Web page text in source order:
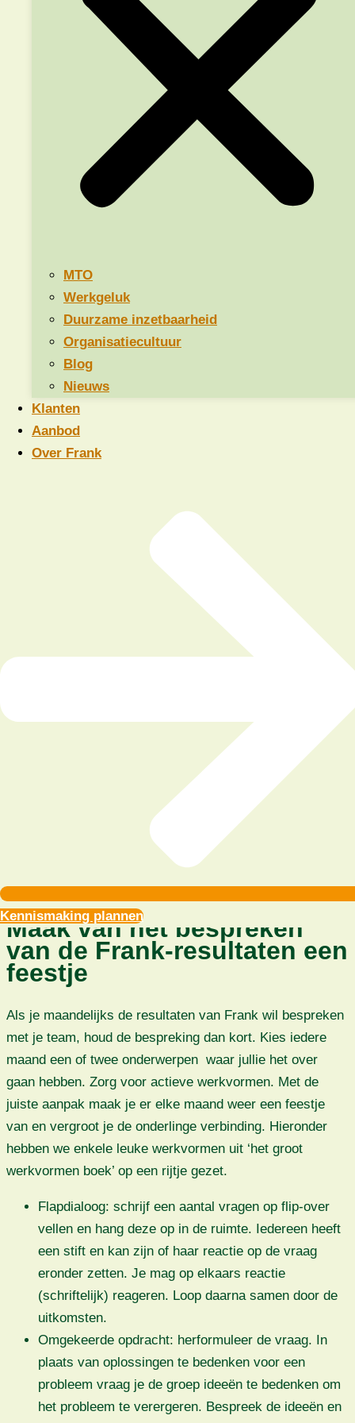
MTO
Werkgeluk
Duurzame inzetbaarheid
Organisatiecultuur
Blog
Nieuws
Klanten
Aanbod
Over Frank
Kennismaking plannen
Zorg altijd voor een veilige omgeving als je een lastig
onderwerp wil bespreken. De check-in
Danielle Braun
is daarvoor een handig instrument. Door in te checken bij
de start, steek je als het ware het kampvuur aan voor een
kampvuurgesprek waarbij je elkaar echt ziet en hoort.
Hier zijn de regels voor een succesvolle check-in:
Zorg vooraf voor een goede check-in vraag waarbij
het doel is om te landen en te focussen. Iedereen
landvraag. Met het tweede deel breng je de focus
aan. Bijvoorbeeld: ‘Wat gaf jou de meeste energie
de afgelopen week?’ als je het over werkgeluk wil
hebben.
Start altijd zelf. Jij zet de toon als rolmodel. Met
jouw antwoord laat je zien hoe uitvoerig je de vraag
beantwoordt. De anderen zullen dit nadoen.
Zeg hoelang het inchecken duurt. Vaak zijn een paar
zinnen per persoon genoeg.
Anders wachten mensen tot ze aan de beurt zijn en
luisteren niet goed meer. Juist door het woord te
nemen wanneer jij vindt dat de tijd rijp is, oefen je
met assertief zijn en je moment pakken. Dat wil je in
Sharing & dumping: reageer niet op elkaar. Je wil
iedereen gelijk waarderen en niet een persoon meer
Vat samen wat er leeft in de groep. Doe dat niet
door namen te noemen. Zeg ‘er zijn mensen die een
fijn weekend hebben gehad, er zijn mensen die moe
zijn, er zijn mensen die lekker hebben gesport’
enzovoort. Hiermee voorkom je dat er al labels
geplakt worden als ‘de sporter’, ‘de zeikerd’ of ‘het
feestbeest’.
Maak van het bespreken
van de Frank-resultaten een
feestje
Als je maandelijks de resultaten van Frank wil bespreken
met je team, houd de bespreking dan kort. Kies iedere
maand een of twee onderwerpen waar jullie het over
gaan hebben. Zorg voor actieve werkvormen. Met de
juiste aanpak maak je er elke maand weer een feestje
van en vergroot je de onderlinge verbinding. Hieronder
hebben we enkele leuke werkvormen uit ‘het groot
werkvormen boek’ op een rijtje gezet.
Flapdialoog: schrijf een aantal vragen op flip-over
vellen en hang deze op in de ruimte. Iedereen heeft
een stift en kan zijn of haar reactie op de vraag
eronder zetten. Je mag op elkaars reactie
(schriftelijk) reageren. Loop daarna samen door de
uitkomsten.
Omgekeerde opdracht: herformuleer de vraag. In
plaats van oplossingen te bedenken voor een
probleem vraag je de groep ideeën te bedenken om
het probleem te verergeren. Bespreek de ideeën en